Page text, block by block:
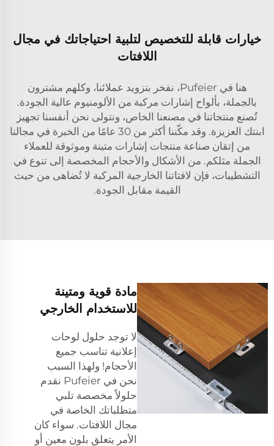
خيارات قابلة للتخصيص لتلبية احتياجاتك في مجال
اللافتات
هنا في Pufeier، نفخر بتزويد عملائنا، وكلهم مشترون
بالجملة، بألواح إشارات مركبة من الألومنيوم عالية الجودة.
تُصنع منتجاتنا في مصنعنا الخاص، ونتولى نحن أنفسنا تجهيز
ابنتك العزيزة. وقد مكّننا أكثر من 30 عامًا من الخبرة في مجالنا
من إتقان صناعة منتجات إشارات متينة وموثوقة للعملاء
الجملة مثلكم. من الأشكال والأحجام المخصصة إلى تنوع في
التشطيبات، فإن لافتاتنا الخارجية المركبة لا تُضاهى من حيث
القيمة مقابل الجودة.
مادة قوية ومتينة
للاستخدام الخارجي
لا توجد حلول لوحات
إعلانية تناسب جميع
الأحجام! ولهذا السبب
نحن في Pufeier نقدم
حلولاً مخصصة تلبي
متطلباتك الخاصة في
مجال اللافتات. سواء كان
الأمر يتعلق بلون معين أو